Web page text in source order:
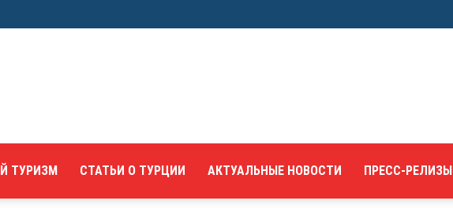
ТУРИЗМ СТАТЬИ О ТУРЦИИ АКТУАЛЬНЫЕ НОВОСТИ ПРЕСС-РЕЛИЗЫ